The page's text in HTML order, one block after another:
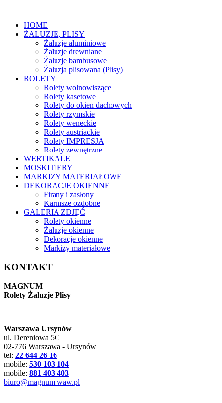
HOME
ŻALUZJE, PLISY
Żaluzje aluminiowe
Żaluzje drewniane
Żaluzje bambusowe
Żaluzja plisowana (Plisy)
ROLETY
Rolety wolnowiszące
Rolety kasetowe
Rolety do okien dachowych
Rolety rzymskie
Rolety weneckie
Rolety austriackie
Rolety IMPRESJA
Rolety zewnętrzne
WERTIKALE
MOSKITIERY
MARKIZY MATERIAŁOWE
DEKORACJE OKIENNE
Firany i zasłony
Karnisze ozdobne
GALERIA ZDJĘĆ
Rolety okienne
Żaluzje okienne
Dekoracje okienne
Markizy materiałowe
KONTAKT
MAGNUM
Rolety Żaluzje Plisy
Warszawa Ursynów
ul. Dereniowa 5C
02-776 Warszawa - Ursynów
tel: 22 644 26 16
mobile: 530 103 104
mobile: 881 403 403
biuro@magnum.waw.pl